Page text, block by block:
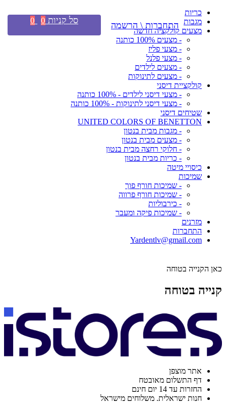
כריות
מגבות
מצעים קולקציה חדשה
- מצעים 100% כותנה
- מצעי פליז
- מצעי פלנל
- מצעים לילדים
- מצעים לתינוקות
קולקציית דיסני
- מצעי דיסני לילדים - 100% כותנה
- מצעי דיסני לתינוקות - 100% כותנה
שטיחים דיסני
UNITED COLORS OF BENETTON
- מגבות מבית בנטון
- מצעים מבית בנטון
- חלוקי רחצה מבית בנטון
- כריות מבית בנטון
כיסויי מיטה
שמיכות
- שמיכות חורף פוך
- שמיכות חורף פרווה
- כירבוליות
- שמיכות פיקה ומעבר
מזרנים
התחברות
Yardentlv@gmail.com
כאן הקנייה בטוחה
קנייה בטוחה
אתר מוצפן
דף התשלום מאובטח
החזרות עד 14 יום חינם
חנות ישראלית. משלוחים מישראל
התחברות \ הרשמה סל קניות 0
0